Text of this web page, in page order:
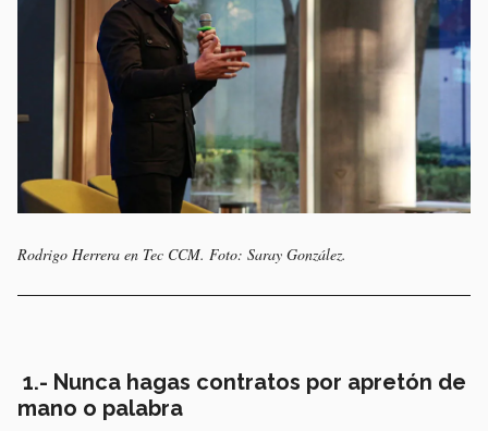
Rodrigo Herrera en Tec CCM. Foto: Saray González.
1.- Nunca hagas contratos por apretón de
mano o palabra